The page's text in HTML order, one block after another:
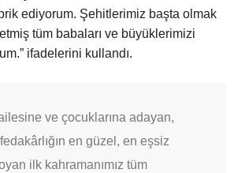
ediyorum. Şehitlerimiz başta olmak
tüm babaları ve büyüklerimizi
ifadelerini kullandı.
ve çocuklarına adayan,
en güzel, en eşsiz
ilk kahramanımız tüm